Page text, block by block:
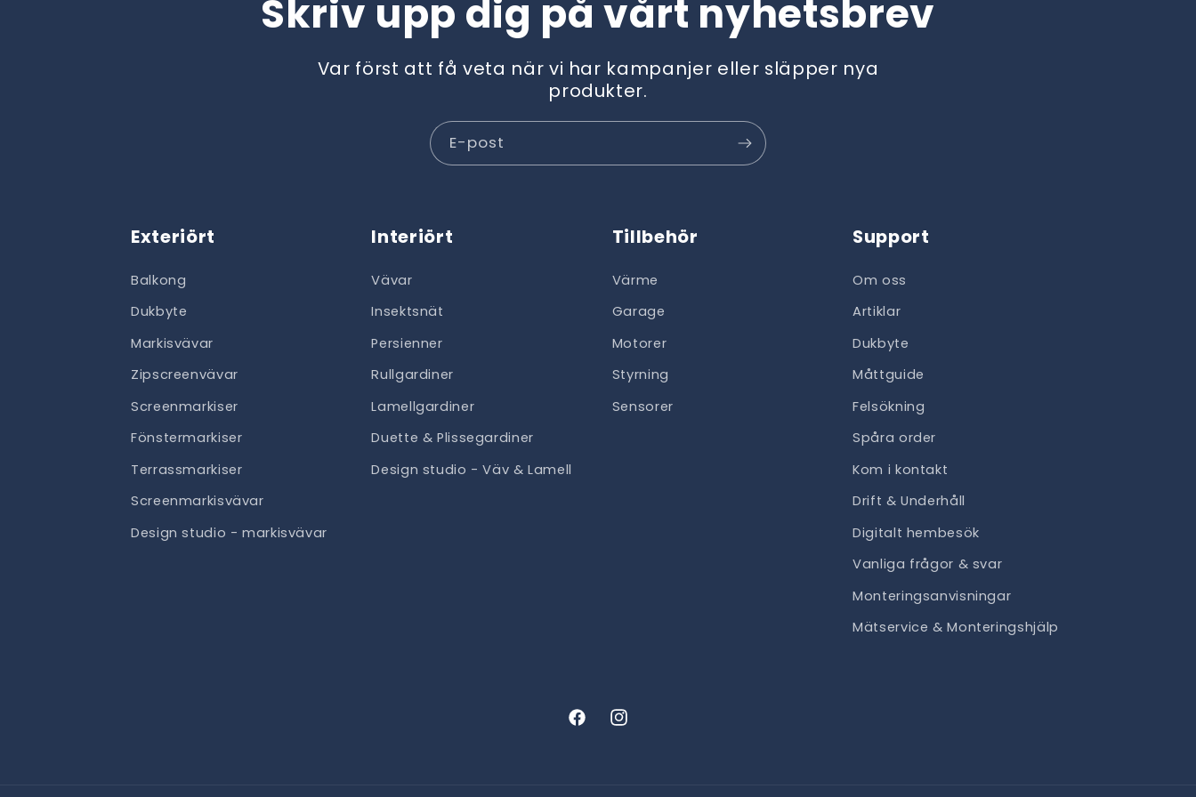
Skriv upp dig på vårt nyhetsbrev
Var först att få veta när vi har kampanjer eller släpper nya
produkter.
E-post
Exteriört
Balkong
Dukbyte
Markisvävar
Zipscreenvävar
Screenmarkiser
Fönstermarkiser
Terrassmarkiser
Screenmarkisvävar
Design studio - markisvävar
Interiört
Vävar
Insektsnät
Persienner
Rullgardiner
Lamellgardiner
Duette & Plissegardiner
Design studio - Väv & Lamell
Tillbehör
Värme
Garage
Motorer
Styrning
Sensorer
Support
Om oss
Artiklar
Dukbyte
Måttguide
Felsökning
Spåra order
Kom i kontakt
Drift & Underhåll
Digitalt hembesök
Vanliga frågor & svar
Monteringsanvisningar
Mätservice & Monteringshjälp
FacebookInstagram